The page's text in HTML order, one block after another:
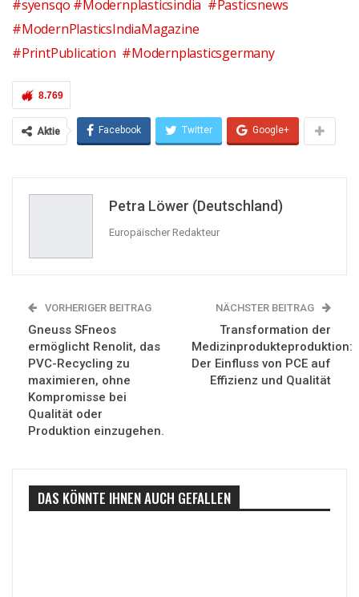
#syensqo #Modernplasticsindia #Pasticsnews
#ModernPlasticsIndiaMagazine
#PrintPublication #Modernplasticsgermany
8.769
Aktie Facebook Twitter Google+
Petra Löwer (Deutschland)
Europäischer Redakteur
VORHERIGER BEITRAG
Gneuss SFneos
ermöglicht Renolit, das
PVC-Recycling zu
maximieren, ohne
Kompromisse bei
Qualität oder
Produktion einzugehen.
NÄCHSTER BEITRAG
Transformation der
Medizinprodukteproduktion:
Der Einfluss von PCE auf
Effizienz und Qualität
DAS KÖNNTE IHNEN AUCH GEFALLEN